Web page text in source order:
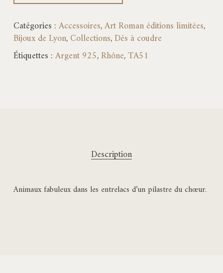
Catégories :Accessoires,Art Roman éditions limitées,
Bijoux de Lyon,Collections,Dés à coudre
Étiquettes :Argent 925,Rhône,TA51
Description
Animaux fabuleux dans les entrelacs d’un pilastre du chœur.